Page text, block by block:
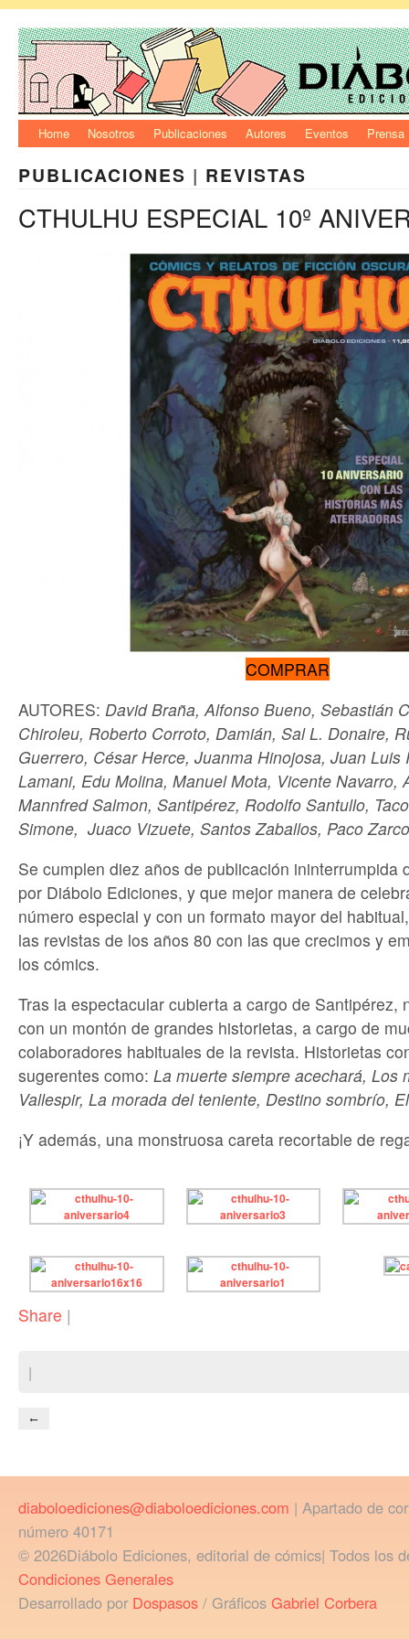
Home Nosotros Publicaciones Autores Eventos Prensa
PUBLICACIONES | REVISTAS
CTHULHU ESPECIAL 10º
COMPRAR
AUTORES: David Braña, Alfonso Bueno, Sebastián
Chiroleu, Roberto Corroto, Damián, Sal L. Donaire,
Guerrero, César Herce, Juanma Hinojosa, Juan Luis
Lamani, Edu Molina, Manuel Mota, Vicente Navarro,
Mannfred Salmon, Santipérez, Rodolfo Santullo,
Simone, Juaco Vizuete, Santos Zaballos, Paco
Se cumplen diez años de publicación ininterrumpida
por Diábolo Ediciones, y que mejor manera de
número especial y con un formato mayor del
las revistas de los años 80 con las que crecimos y
los cómics.
Tras la espectacular cubierta a cargo de Santipérez,
con un montón de grandes historietas, a cargo de
colaboradores habituales de la revista. Historietas
sugerentes como: La muerte siempre acechará, Los
Vallespir, La morada del teniente, Destino sombrío,
¡Y además, una monstruosa careta recortable de
Share |
|
←
diaboloediciones@diaboloediciones.com | Apartado de
número 40171
© 2026Diábolo Ediciones, editorial de cómics| Todos los
Condiciones Generales
Desarrollado por Dospasos / Gráficos Gabriel Corbera